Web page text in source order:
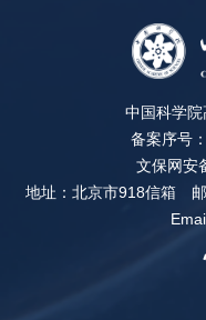
中国科学
备案序号
文保网安
地址：北京市918信箱